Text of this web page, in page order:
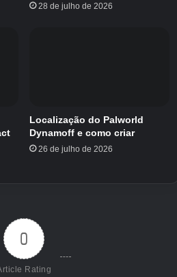
28 de julho de 2026
Localização do Palworld
Dynamoff e como criar
26 de julho de 2026
0
Rating